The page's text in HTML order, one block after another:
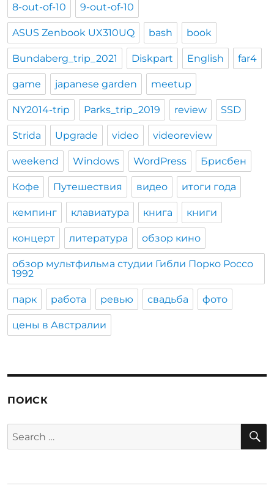
8-out-of-10 9-out-of-10
ASUS Zenbook UX310UQ bash book
Bundaberg_trip_2021 Diskpart English far4
game japanese garden meetup
NY2014-trip Parks_trip_2019 review SSD
Strida Upgrade video videoreview
weekend Windows WordPress Брисбен
Кофе Путешествия видео итоги года
кемпинг клавиатура книга книги
концерт литература обзор кино
обзор мультфильма студии Гибли Порко Россо
1992
парк работа ревью свадьба фото
цены в Австралии
ПОИСК
Search
for: